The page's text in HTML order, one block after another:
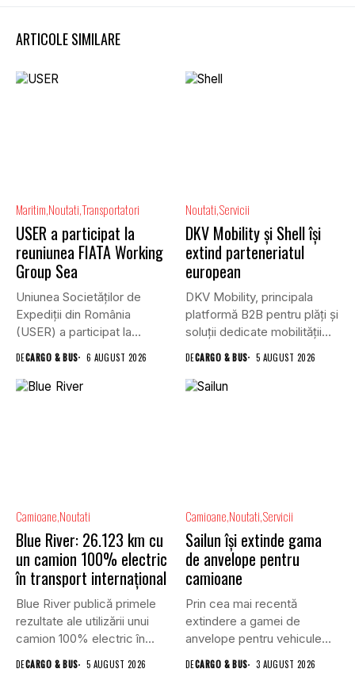
ARTICOLE SIMILARE
Maritim NoutatiTransportatori
USER a participat la
reuniunea FIATA Working
Group Sea
Uniunea Societăților de
Expediții din România
(USER) a participat la
DECARGO & BUS 6 AUGUST 2026
Noutati Servicii
DKV Mobility și Shell își
extind parteneriatul
european
DKV Mobility, principala
platformă B2B pentru plăți și
soluții dedicate mobilității
DECARGO & BUS 5 AUGUST 2026
Camioane Noutati
Blue River: 26.123 km cu
un camion 100% electric
în transport internațional
Blue River publică primele
rezultate ale utilizării unui
camion 100% electric în...
DECARGO & BUS 5 AUGUST 2026
Camioane Noutati Servicii
Sailun își extinde gama
de anvelope pentru
camioane
Prin cea mai recentă
extindere a gamei de
anvelope pentru vehicule
comerciale,...
DECARGO & BUS 3 AUGUST 2026